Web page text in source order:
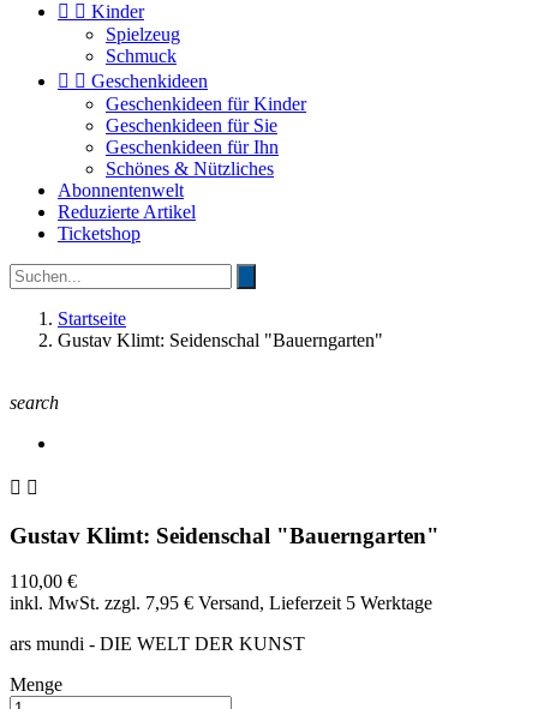
  Kinder
Spielzeug
Schmuck
  Geschenkideen
Geschenkideen für Kinder
Geschenkideen für Sie
Geschenkideen für Ihn
Schönes & Nützliches
Abonnentenwelt
Reduzierte Artikel
Ticketshop
Startseite
Gustav Klimt: Seidenschal "Bauerngarten"
search
 
Gustav Klimt: Seidenschal "Bauerngarten"
110,00 €
inkl. MwSt. zzgl. 7,95 € Versand, Lieferzeit 5 Werktage
ars mundi - DIE WELT DER KUNST
Menge